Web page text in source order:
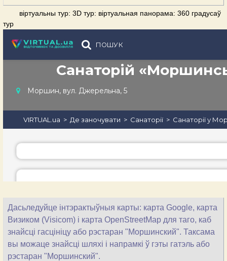
віртуальны тур: 3D тур: віртуальная панорама: 360 градусаў
тур
Дасьледуйце інтэрактыўныя карты: карта Google, карта
Визиком (Visicom) і карта OpenStreetMap для таго, каб
знайсці гасцініцу або рэстаран "Моршинский". Таксама
вы можаце знайсці шляхі і напрамкі ў гэты гатэль або
рэстаран "Моршинский".